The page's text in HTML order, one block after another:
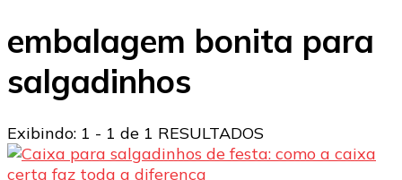
embalagem bonita para
salgadinhos
Exibindo: 1 - 1 de 1 RESULTADOS